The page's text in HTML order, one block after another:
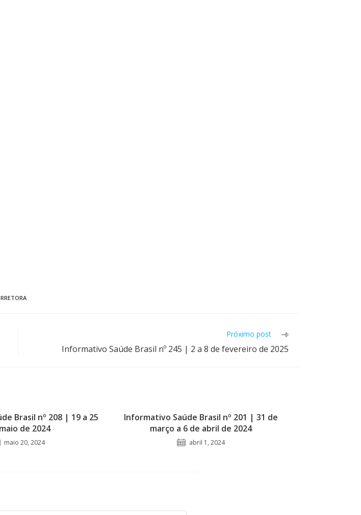
Próximo post
Informativo Saúde Brasil nº 245 | 2 a 8 de fevereiro de 2025
Brasil nº 208 | 19 a 25
de 2024
maio 20, 2024
Informativo Saúde Brasil nº 201 | 31 de
março a 6 de abril de 2024
abril 1, 2024